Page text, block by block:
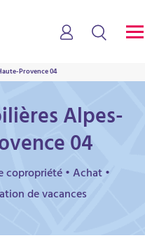
Provence 04
Alpes-
04
copropriété • Achat •
de vacances